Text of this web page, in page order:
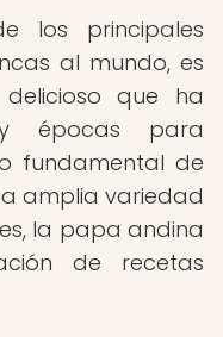
los principales
al mundo, es
que ha
épocas para
fundamental de
amplia variedad
la papa andina
de recetas